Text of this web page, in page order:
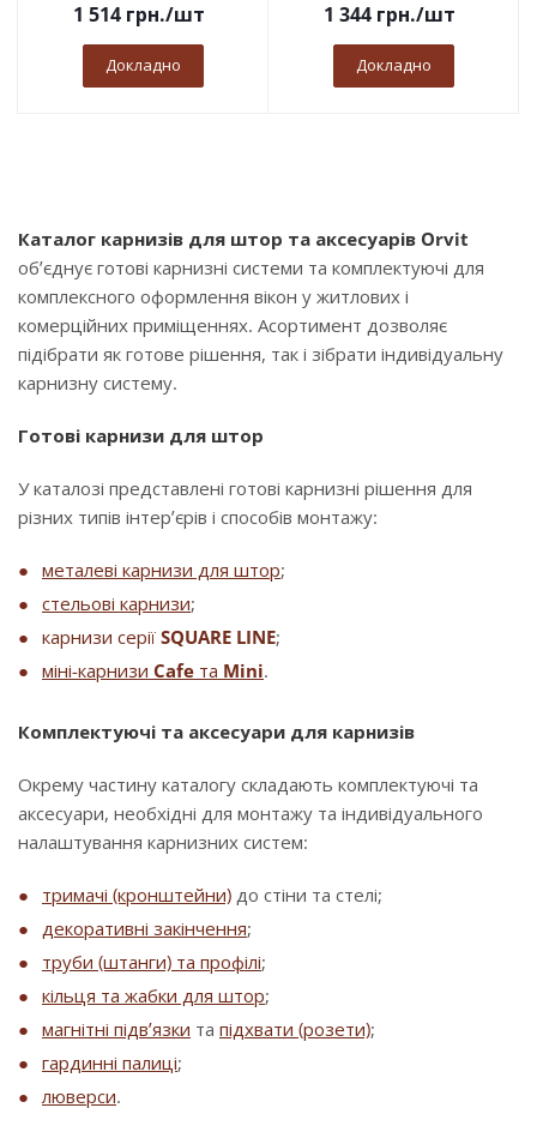
1 514 грн./шт
Докладно
1 344 грн./шт
Докладно
Каталог карнизів для штор та аксесуарів Orvit
об’єднує готові карнизні системи та комплектуючі для
комплексного оформлення вікон у житлових і
комерційних приміщеннях. Асортимент дозволяє
підібрати як готове рішення, так і зібрати індивідуальну
карнизну систему.
Готові карнизи для штор
У каталозі представлені готові карнизні рішення для
різних типів інтер’єрів і способів монтажу:
металеві карнизи для штор;
стельові карнизи;
карнизи серії SQUARE LINE;
міні-карнизи Cafe та Mini.
Комплектуючі та аксесуари для карнизів
Окрему частину каталогу складають комплектуючі та
аксесуари, необхідні для монтажу та індивідуального
налаштування карнизних систем:
тримачі (кронштейни) до стіни та стелі;
декоративні закінчення;
труби (штанги) та профілі;
кільця та жабки для штор;
магнітні підв’язки та підхвати (розети);
гардинні палиці;
люверси.